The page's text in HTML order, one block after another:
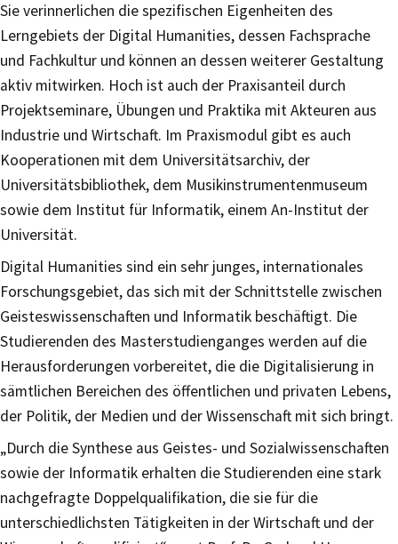
Sie verinnerlichen die spezifischen Eigenheiten des
Lerngebiets der Digital Humanities, dessen Fachsprache
und Fachkultur und können an dessen weiterer Gestaltung
aktiv mitwirken. Hoch ist auch der Praxisanteil durch
Projektseminare, Übungen und Praktika mit Akteuren aus
Industrie und Wirtschaft. Im Praxismodul gibt es auch
Kooperationen mit dem Universitätsarchiv, der
Universitätsbibliothek, dem Musikinstrumentenmuseum
sowie dem Institut für Informatik, einem An-Institut der
Universität.
Digital Humanities sind ein sehr junges, internationales
Forschungsgebiet, das sich mit der Schnittstelle zwischen
Geisteswissenschaften und Informatik beschäftigt. Die
Studierenden des Masterstudienganges werden auf die
Herausforderungen vorbereitet, die die Digitalisierung in
sämtlichen Bereichen des öffentlichen und privaten Lebens,
der Politik, der Medien und der Wissenschaft mit sich bringt.
„Durch die Synthese aus Geistes- und Sozialwissenschaften
sowie der Informatik erhalten die Studierenden eine stark
nachgefragte Doppelqualifikation, die sie für die
unterschiedlichsten Tätigkeiten in der Wirtschaft und der